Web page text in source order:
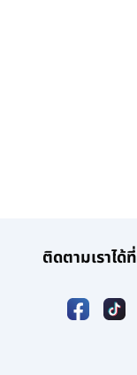
ติดตามเราได้ที่